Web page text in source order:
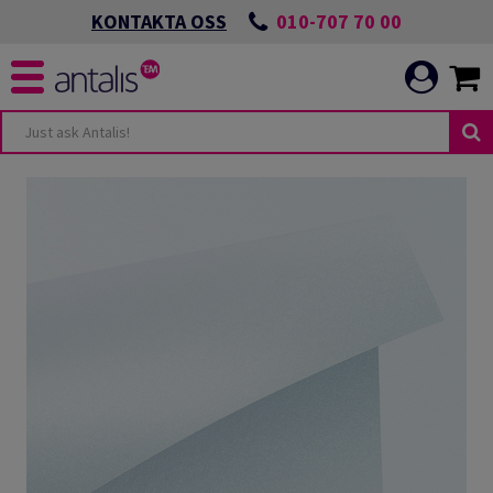
KONTAKTA OSS 010-707 70 00